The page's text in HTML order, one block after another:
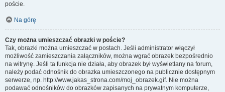
poście.
Na górę
Czy można umieszczać obrazki w poście?
Tak, obrazki można umieszczać w postach. Jeśli administrator włączył
możliwość zamieszczania załączników, można wgrać obrazek bezpośrednio
na witrynę. Jeśli ta funkcja nie działa, aby obrazek był wyświetlany na forum,
należy podać odnośnik do obrazka umieszczonego na publicznie dostępnym
serwerze, np. http://www.jakas_strona.com/moj_obrazek.gif. Nie można
podawać odnośników do obrazków zapisanych na prywatnym komputerze,